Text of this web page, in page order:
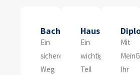
Bachelorarbeit
Ein
sicherer
Weg
Hausarbeit
Ein
wichtiger
Teil
Mit
Ihr